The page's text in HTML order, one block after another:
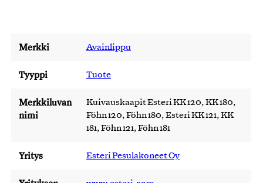
Merkki Avainlippu
Tyyppi Tuote
Merkkiluvan
nimi
Kuivauskaapit Esteri KK 120, KK 180,
Föhn 120, Föhn 180, Esteri KK 121, KK
181, Föhn 121, Föhn 181
Yritys Esteri Pesulakoneet Oy